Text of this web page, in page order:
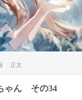
正文
ゃん その34